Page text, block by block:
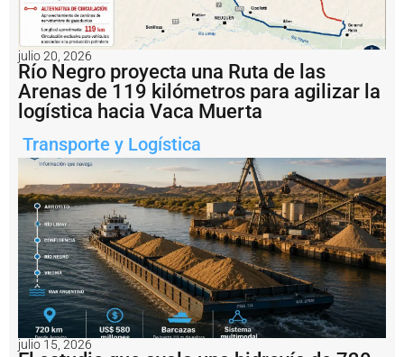
o
i
o
d
e
G
e
s
ó
n
d
e
l
P
u
e
o
julio 20, 2026
Río Negro proyecta una Ruta de las
Arenas de 119 kilómetros para agilizar la
logística hacia Vaca Muerta
Transporte y Logística
julio 15, 2026